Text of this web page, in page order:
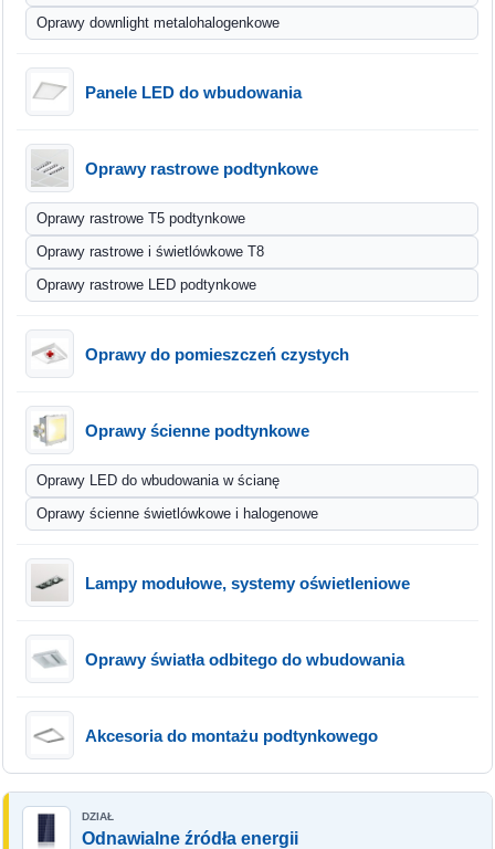
Oprawy downlight metalohalogenkowe
Panele LED do wbudowania
Oprawy rastrowe podtynkowe
Oprawy rastrowe T5 podtynkowe
Oprawy rastrowe i świetlówkowe T8
Oprawy rastrowe LED podtynkowe
Oprawy do pomieszczeń czystych
Oprawy ścienne podtynkowe
Oprawy LED do wbudowania w ścianę
Oprawy ścienne świetlówkowe i halogenowe
Lampy modułowe, systemy oświetleniowe
Oprawy światła odbitego do wbudowania
Akcesoria do montażu podtynkowego
Odnawialne źródła energii